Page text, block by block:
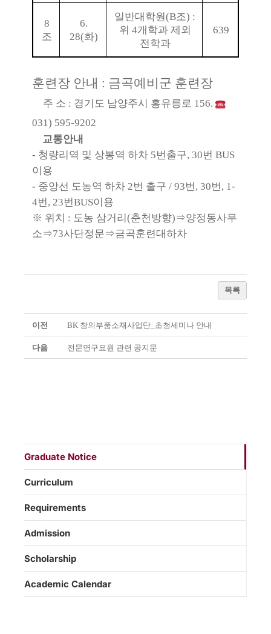
8
조
6.
28(화)
일반대학원(B조) :
위 4개학과 제외
전학과
639
훈련장 안내 : 금곡예비군 훈련장
주 소 : 경기도 남양주시 홍유릉로 156.
031) 595-9202
교통안내
- 청량리역 및 상봉역 하차 5번출구, 30번 BUS
이용
- 중앙선 도농역 하차 2번 출구 / 93번, 30번, 1-
4번, 23번BUS이용
※ 위치 : 도농 삼거리 (춘천방향)⇒양정동사무
소⇒73사단정문⇒금곡훈련대하차
목록
이전 BK 창의부품소재사업단_초청세미나 안내
다음 전문연구요원 관련 공지문
Graduate Notice
Curriculum
Requirements
Admission
Scholarship
Academic Calendar